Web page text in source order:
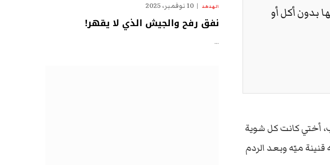
بدون أكل أو
لا أكل ولا شرب، أختي كانت كل شوية
ميّه وبعد الردم
الهدهد 10 نوفمبر، 2025
نفق رفح والجيش الذي لا يقهر!
…